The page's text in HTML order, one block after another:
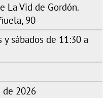
La Vid de Gordón.
90
y sábados de 11:30 a
de 2026